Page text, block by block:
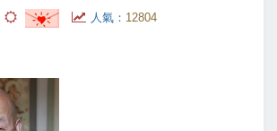
人氣： 12804